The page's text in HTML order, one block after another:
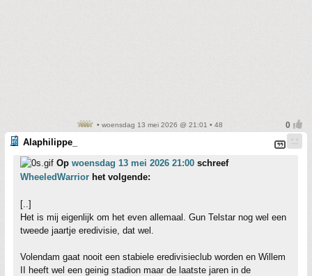
• woensdag 13 mei 2026 @ 21:01 • 48
Alaphilippe_
Op woensdag 13 mei 2026 21:00 schreef
WheeledWarrior het volgende:
[..]
Het is mij eigenlijk om het even allemaal. Gun Telstar nog wel een
tweede jaartje eredivisie, dat wel.
Volendam gaat nooit een stabiele eredivisieclub worden en Willem
II heeft wel een geinig stadion maar de laatste jaren in de